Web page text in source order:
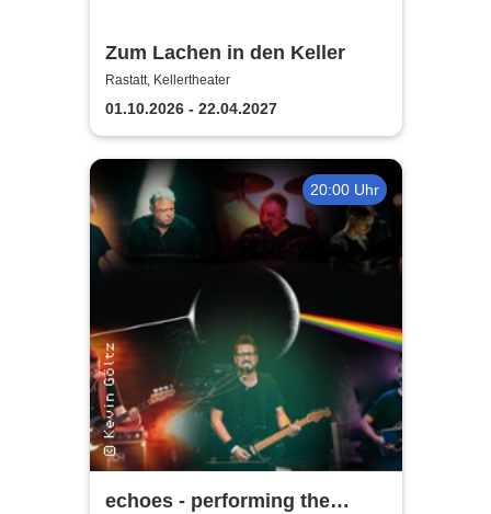
Zum Lachen in den Keller
Rastatt, Kellertheater
01.10.2026 - 22.04.2027
20:00 Uhr
echoes - performing the